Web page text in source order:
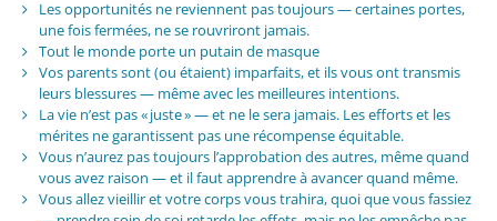
Les opportunités ne reviennent pas toujours — certaines portes,
une fois fermées, ne se rouvriront jamais.
Tout le monde porte un putain de masque
Vos parents sont (ou étaient) imparfaits, et ils vous ont transmis
leurs blessures — même avec les meilleures intentions.
La vie n’est pas « juste » — et ne le sera jamais. Les efforts et les
mérites ne garantissent pas une récompense équitable.
Vous n’aurez pas toujours l’approbation des autres, même quand
vous avez raison — et il faut apprendre à avancer quand même.
Vous allez vieillir et votre corps vous trahira, quoi que vous fassiez